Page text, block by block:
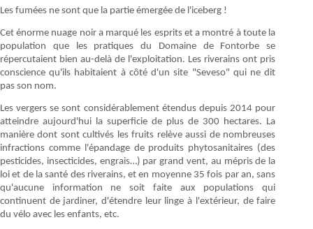
Les fumées ne sont que la partie émergée de l'iceberg !
Cet énorme nuage noir a marqué les esprits et a montré à toute la
population que les pratiques du Domaine de Fontorbe se
répercutaient bien au-delà de l'exploitation. Les riverains ont pris
conscience qu'ils habitaient à côté d'un site "Seveso" qui ne dit
pas son nom.
Les vergers se sont considérablement étendus depuis 2014 pour
atteindre aujourd'hui la superficie de plus de 300 hectares. La
manière dont sont cultivés les fruits relève aussi de nombreuses
infractions comme l'épandage de produits phytosanitaires (des
pesticides, insecticides, engrais…) par grand vent, au mépris de la
loi et de la santé des riverains, et en moyenne 35 fois par an, sans
qu'aucune information ne soit faite aux populations qui
continuent de jardiner, d'étendre leur linge à l'extérieur, de faire
du vélo avec les enfants, etc.